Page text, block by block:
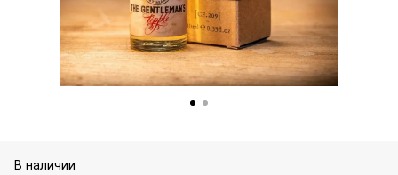
В наличии